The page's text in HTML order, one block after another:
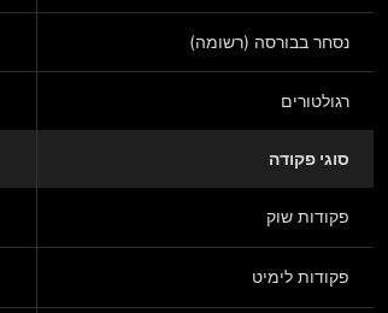
נסחר בבורסה (רשומה)
רגולטורים
סוגי פקודה
פקודות שוק
פקודות לימיט